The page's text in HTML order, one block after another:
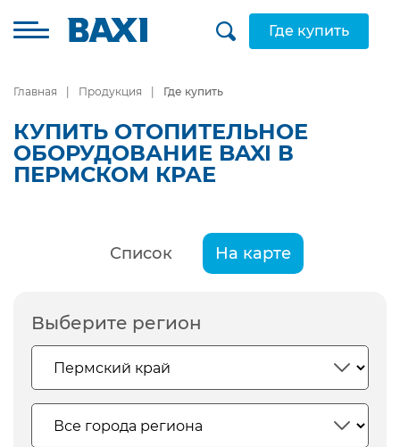
Где купить
Главная Продукция Где купить
КУПИТЬ ОТОПИТЕЛЬНОЕ
ОБОРУДОВАНИЕ BAXI В
ПЕРМСКОМ КРАЕ
Список На карте
Выберите регион